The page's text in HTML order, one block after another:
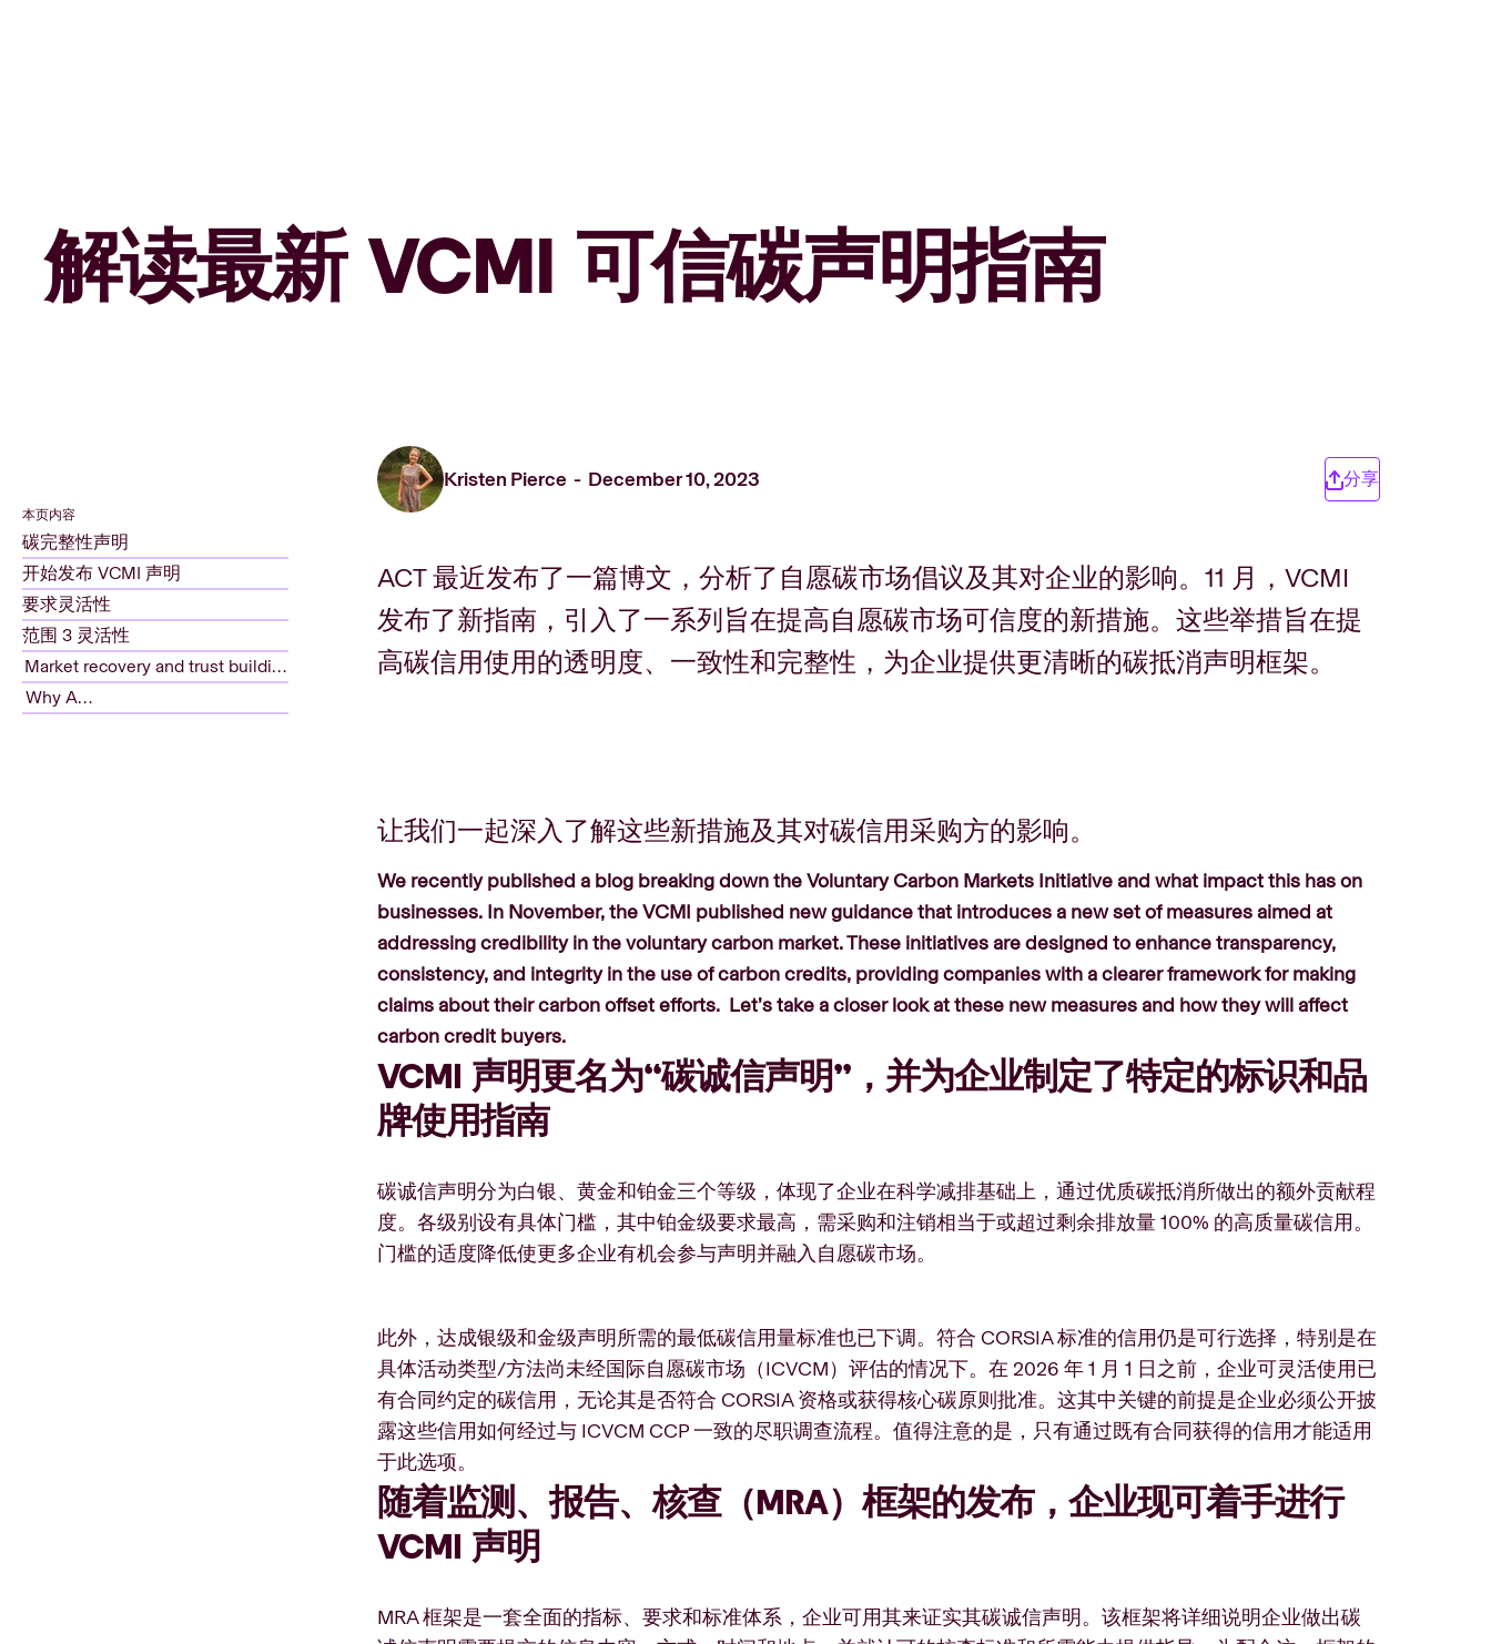
解读最新 VCMI 可信碳声明指南
本页内容
碳完整性声明
开始发布 VCMI 声明
要求灵活性
范围 3 灵活性
Market recovery and trust building
Why ACT
Kristen Pierce December 10, 2023 分享
ACT 最近发布了一篇博文，分析了自愿碳市场倡议及其对企业的影响。11 月，VCMI
发布了新指南，引入了一系列旨在提高自愿碳市场可信度的新措施。这些举措旨在提
高碳信用使用的透明度、一致性和完整性，为企业提供更清晰的碳抵消声明框架。
让我们一起深入了解这些新措施及其对碳信用采购方的影响。
We recently published a blog breaking down the Voluntary Carbon Markets Initiative and what impact this has on
businesses. In November, the VCMI published new guidance that introduces a new set of measures aimed at
addressing credibility in the voluntary carbon market. These initiatives are designed to enhance transparency,
consistency, and integrity in the use of carbon credits, providing companies with a clearer framework for making
claims about their carbon offset efforts. Let’s take a closer look at these new measures and how they will affect
carbon credit buyers.
VCMI 声明更名为“碳诚信声明”，并为企业制定了特定的标识和品
牌使用指南
碳诚信声明分为白银、黄金和铂金三个等级，体现了企业在科学减排基础上，通过优质碳抵消所做出的额外贡献程
度。各级别设有具体门槛，其中铂金级要求最高，需采购和注销相当于或超过剩余排放量 100% 的高质量碳信用。
门槛的适度降低使更多企业有机会参与声明并融入自愿碳市场。
此外，达成银级和金级声明所需的最低碳信用量标准也已下调。符合 CORSIA 标准的信用仍是可行选择，特别是在
具体活动类型/方法尚未经国际自愿碳市场（ICVCM）评估的情况下。在 2026 年 1 月 1 日之前，企业可灵活使用已
有合同约定的碳信用，无论其是否符合 CORSIA 资格或获得核心碳原则批准。这其中关键的前提是企业必须公开披
露这些信用如何经过与 ICVCM CCP 一致的尽职调查流程。值得注意的是，只有通过既有合同获得的信用才能适用
于此选项。
随着监测、报告、核查（MRA）框架的发布，企业现可着手进行
VCMI 声明
MRA 框架是一套全面的指标、要求和标准体系，企业可用其来证实其碳诚信声明。该框架将详细说明企业做出碳